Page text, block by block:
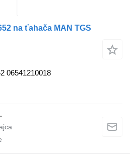
na ťahača MAN TGS
06541210018